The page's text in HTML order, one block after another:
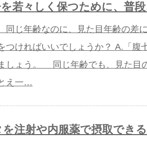
若々しく保つために、普
同じ年齢なのに、見た目年齢の差
つければいいでしょうか？ A.「
しょう。 同じ年齢でも、見た目
え一…
注射や内服薬で摂取でき